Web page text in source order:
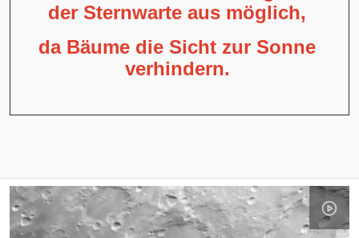
der Sternwarte aus möglich,
da Bäume die Sicht zur Sonne
verhindern.